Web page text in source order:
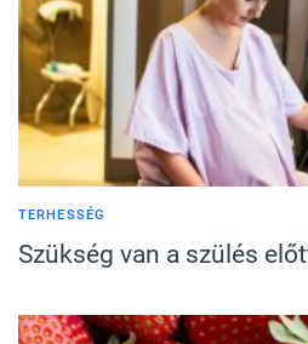
TERHESSÉG
Szükség van a szülés